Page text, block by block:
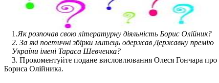
1.Як розпочав свою літературну діяльність Борис Олійник?
2. За які поетичні збірки митець одержав Державну премію
України імені Тараса Шевченка?
3. Прокоментуйте подане висловлювання Олеся Гончара про
Бориса Олійника.